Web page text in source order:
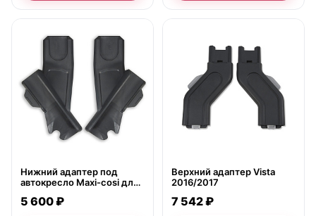
Нижний адаптер под
автокресло Maxi-cosi для
2015/2016
5 600 ₽
Верхний адаптер Vista
2016/2017
7 542 ₽